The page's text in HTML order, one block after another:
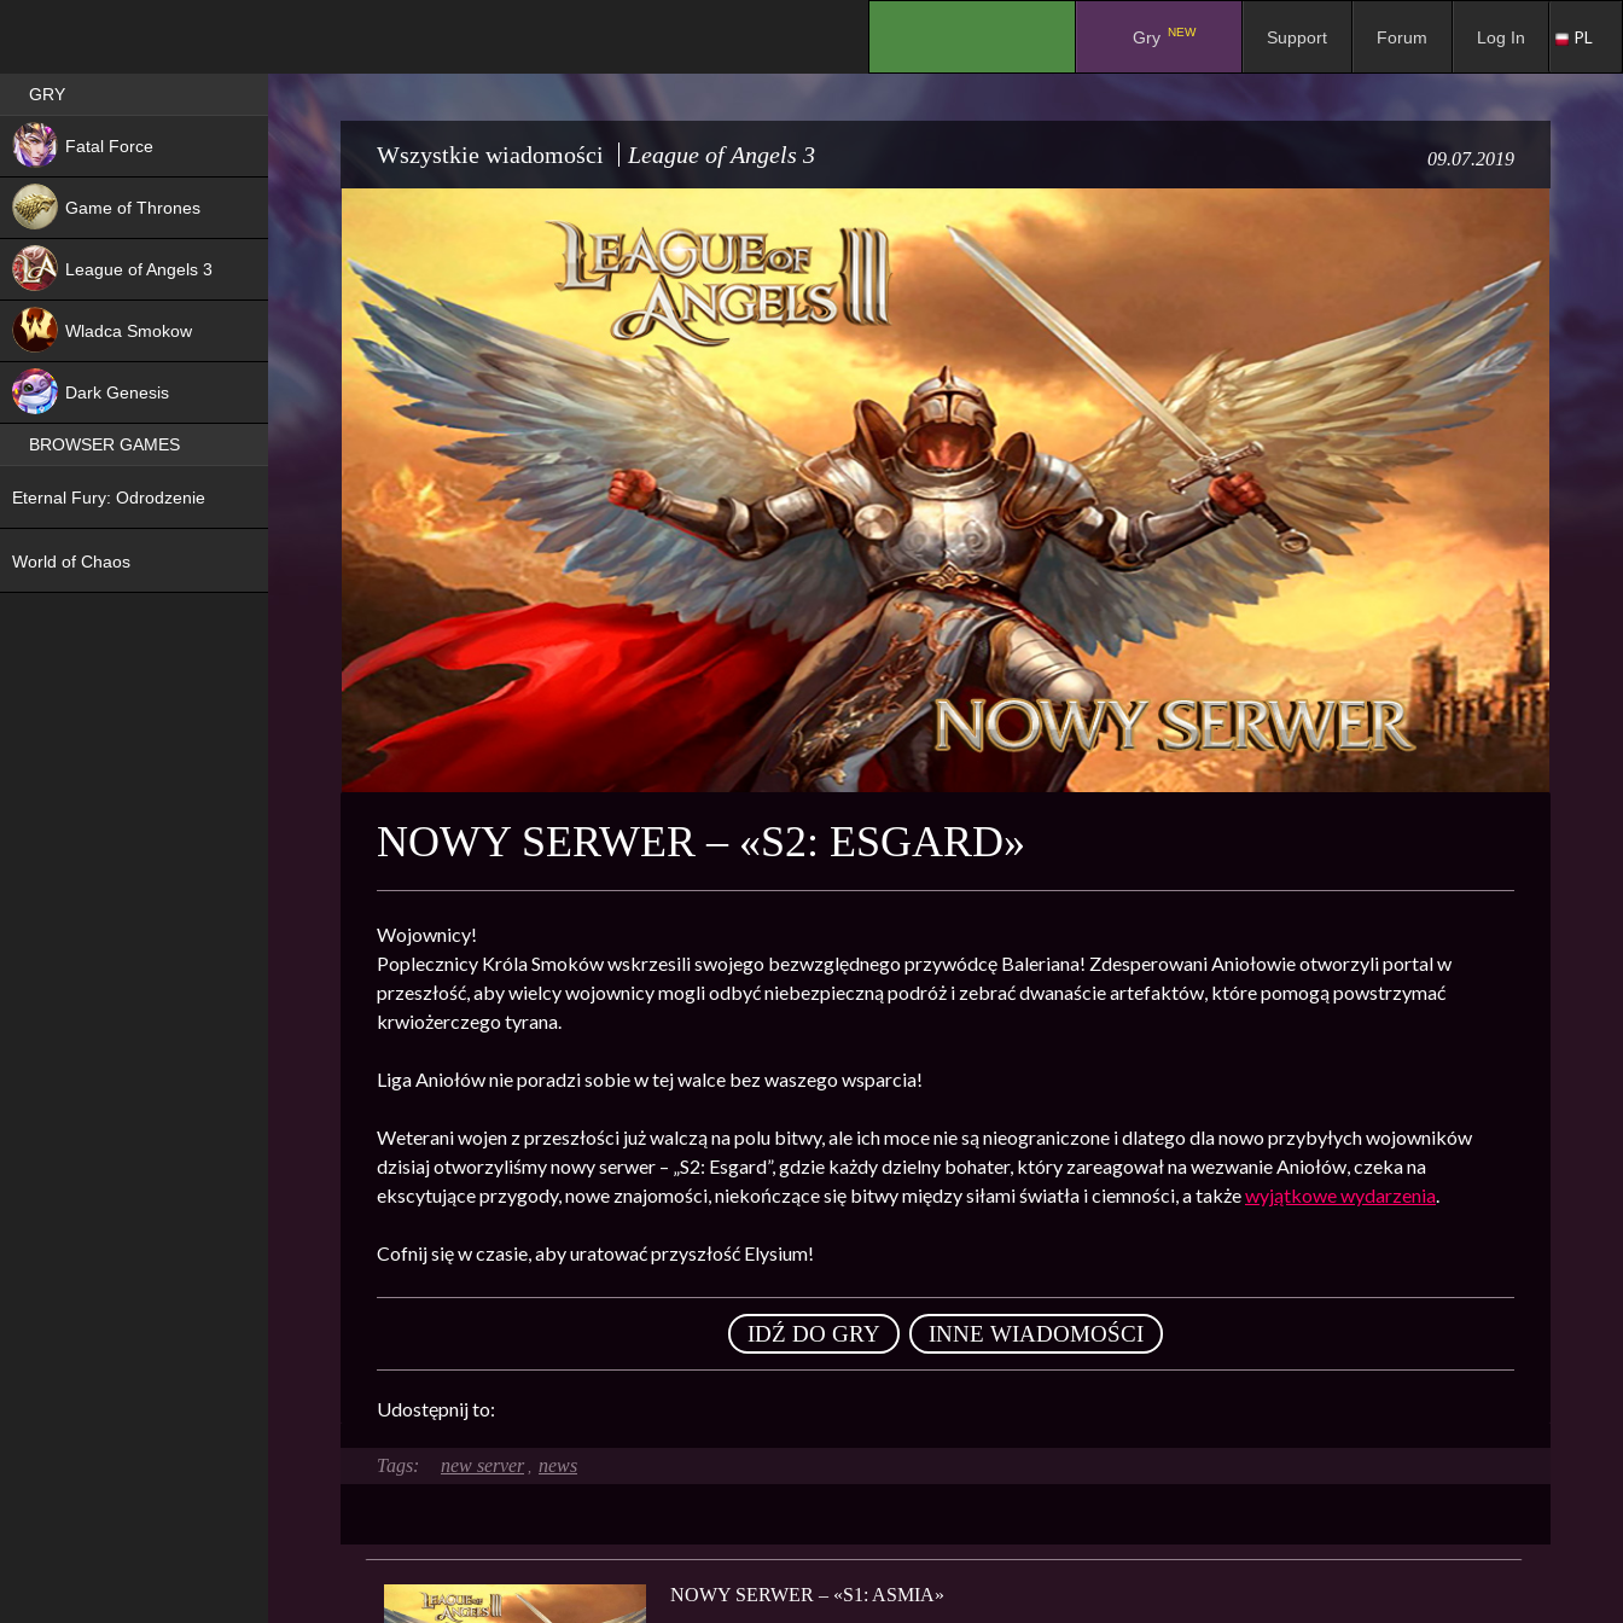
Gry NEW Support Forum Log In PL
Wszystkie wiadomości League of Angels 3 09.07.2019
NOWY SERWER – «S2: ESGARD»
Wojownicy!
Poplecznicy Króla Smoków wskrzesili swojego bezwzględnego przywódcę Baleriana! Zdesperowani Aniołowie otworzyli portal w
przeszłość, aby wielcy wojownicy mogli odbyć niebezpieczną podróż i zebrać dwanaście artefaktów, które pomogą powstrzymać
krwiożerczego tyrana.
Liga Aniołów nie poradzi sobie w tej walce bez waszego wsparcia!
Weterani wojen z przeszłości już walczą na polu bitwy, ale ich moce nie są nieograniczone i dlatego dla nowo przybyłych wojowników
dzisiaj otworzyliśmy nowy serwer – „S2: Esgard”, gdzie każdy dzielny bohater, który zareagował na wezwanie Aniołów, czeka na
ekscytujące przygody, nowe znajomości, niekończące się bitwy między siłami światła i ciemności, a takżewyjątkowe wydarzenia.
Cofnij się w czasie, aby uratować przyszłość Elysium!
IDŹ DO GRY INNE WIADOMOŚCI
Udostępnij to:
new server , news
NOWY SERWER – «S1: ASMIA»
Best RPG games in Poland
GRY
Fatal Force
Game of Thrones
League of Angels 3
Wladca Smokow
Dark Genesis
BROWSER GAMES
Eternal Fury: Odrodzenie
World of Chaos